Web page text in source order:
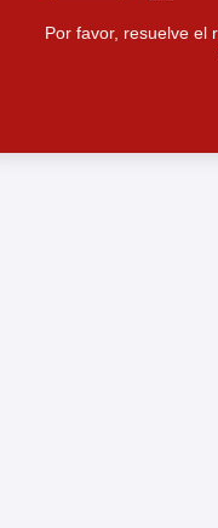
Por favor, resuelve el